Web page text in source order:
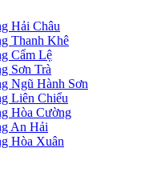
Hải Châu
Thanh Khê
Cẩm Lệ
Sơn Trà
Ngũ Hành Sơn
Liên Chiểu
Hòa Cường
An Hải
Hòa Xuân